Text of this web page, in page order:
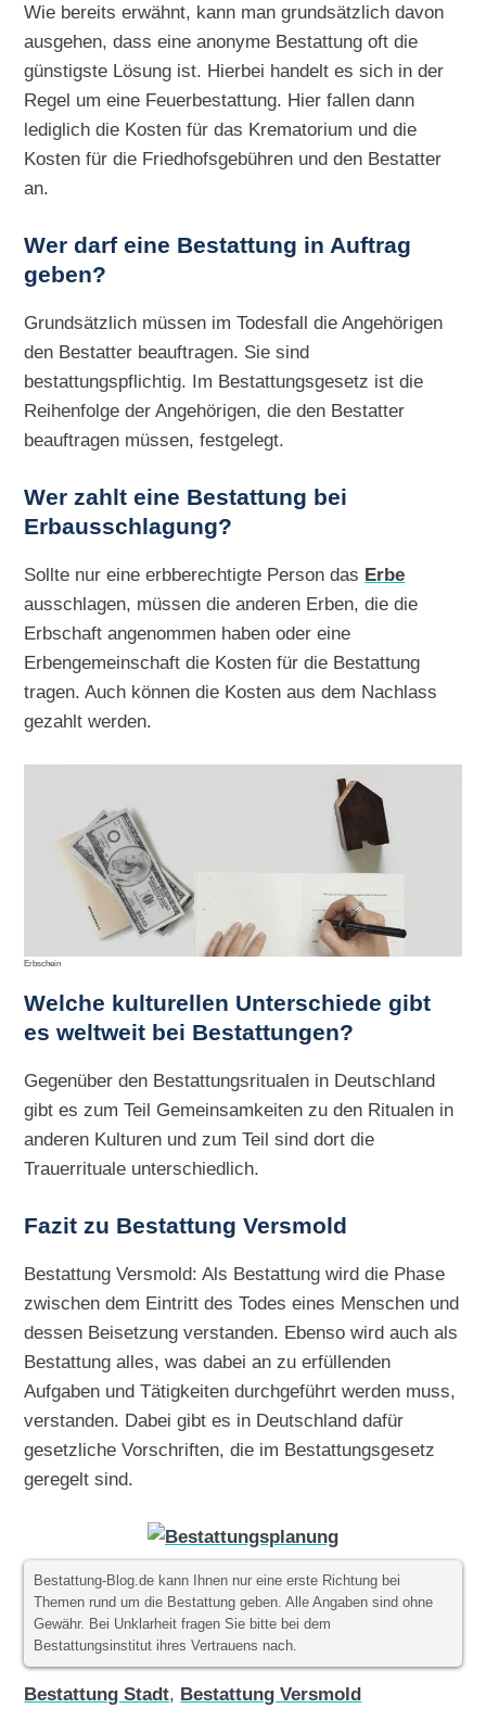
Wie bereits erwähnt, kann man grundsätzlich davon
ausgehen, dass eine anonyme Bestattung oft die
günstigste Lösung ist. Hierbei handelt es sich in der
Regel um eine Feuerbestattung. Hier fallen dann
lediglich die Kosten für das Krematorium und die
Kosten für die Friedhofsgebühren und den Bestatter
an.
Wer darf eine Bestattung in Auftrag
geben?
Grundsätzlich müssen im Todesfall die Angehörigen
den Bestatter beauftragen. Sie sind
bestattungspflichtig. Im Bestattungsgesetz ist die
Reihenfolge der Angehörigen, die den Bestatter
beauftragen müssen, festgelegt.
Wer zahlt eine Bestattung bei
Erbausschlagung?
Sollte nur eine erbberechtigte Person das Erbe
ausschlagen, müssen die anderen Erben, die die
Erbschaft angenommen haben oder eine
Erbengemeinschaft die Kosten für die Bestattung
tragen. Auch können die Kosten aus dem Nachlass
gezahlt werden.
Erbschein
Welche kulturellen Unterschiede gibt
es weltweit bei Bestattungen?
Gegenüber den Bestattungsritualen in Deutschland
gibt es zum Teil Gemeinsamkeiten zu den Ritualen in
anderen Kulturen und zum Teil sind dort die
Trauerrituale unterschiedlich.
Fazit zu Bestattung Versmold
Bestattung Versmold: Als Bestattung wird die Phase
zwischen dem Eintritt des Todes eines Menschen und
dessen Beisetzung verstanden. Ebenso wird auch als
Bestattung alles, was dabei an zu erfüllenden
Aufgaben und Tätigkeiten durchgeführt werden muss,
verstanden. Dabei gibt es in Deutschland dafür
gesetzliche Vorschriften, die im Bestattungsgesetz
geregelt sind.
Bestattung-Blog.de kann Ihnen nur eine erste Richtung bei
Themen rund um die Bestattung geben. Alle Angaben sind ohne
Gewähr. Bei Unklarheit fragen Sie bitte bei dem
Bestattungsinstitut ihres Vertrauens nach.
Bestattung Stadt, Bestattung Versmold